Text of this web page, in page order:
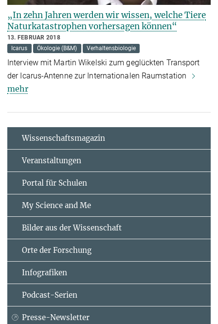
„In zehn Jahren werden wir wissen, welche Tiere
Naturkatastrophen vorhersagen können“
13. FEBRUAR 2018
Icarus
Ökologie (B&M) Verhaltensbiologie
Interview mit Martin Wikelski zum geglückten Transport
der Icarus-Antenne zur Internationalen Raumstation
mehr
Wissenschaftsmagazin
Veranstaltungen
Portal für Schulen
My Science and Me
Bilder aus der Wissenschaft
Orte der Forschung
Infografiken
Podcast-Serien
Presse-Newsletter